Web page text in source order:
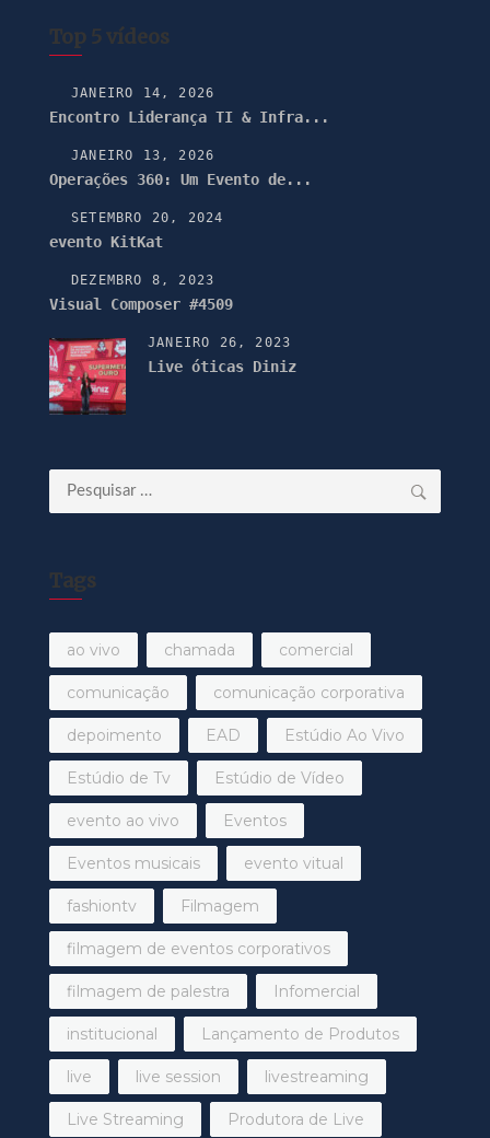
Top 5 vídeos
JANEIRO 14, 2026
Encontro Liderança TI & Infra...
JANEIRO 13, 2026
Operações 360: Um Evento de...
SETEMBRO 20, 2024
evento KitKat
DEZEMBRO 8, 2023
Visual Composer #4509
JANEIRO 26, 2023
Live óticas Diniz
Pesquisar
por:
Tags
ao vivo chamada comercial
comunicação comunicação corporativa
depoimento EAD Estúdio Ao Vivo
Estúdio de Tv Estúdio de Vídeo
evento ao vivo Eventos
Eventos musicais evento vitual
fashiontv Filmagem
filmagem de eventos corporativos
filmagem de palestra Infomercial
institucional Lançamento de Produtos
live live session livestreaming
Live Streaming Produtora de Live